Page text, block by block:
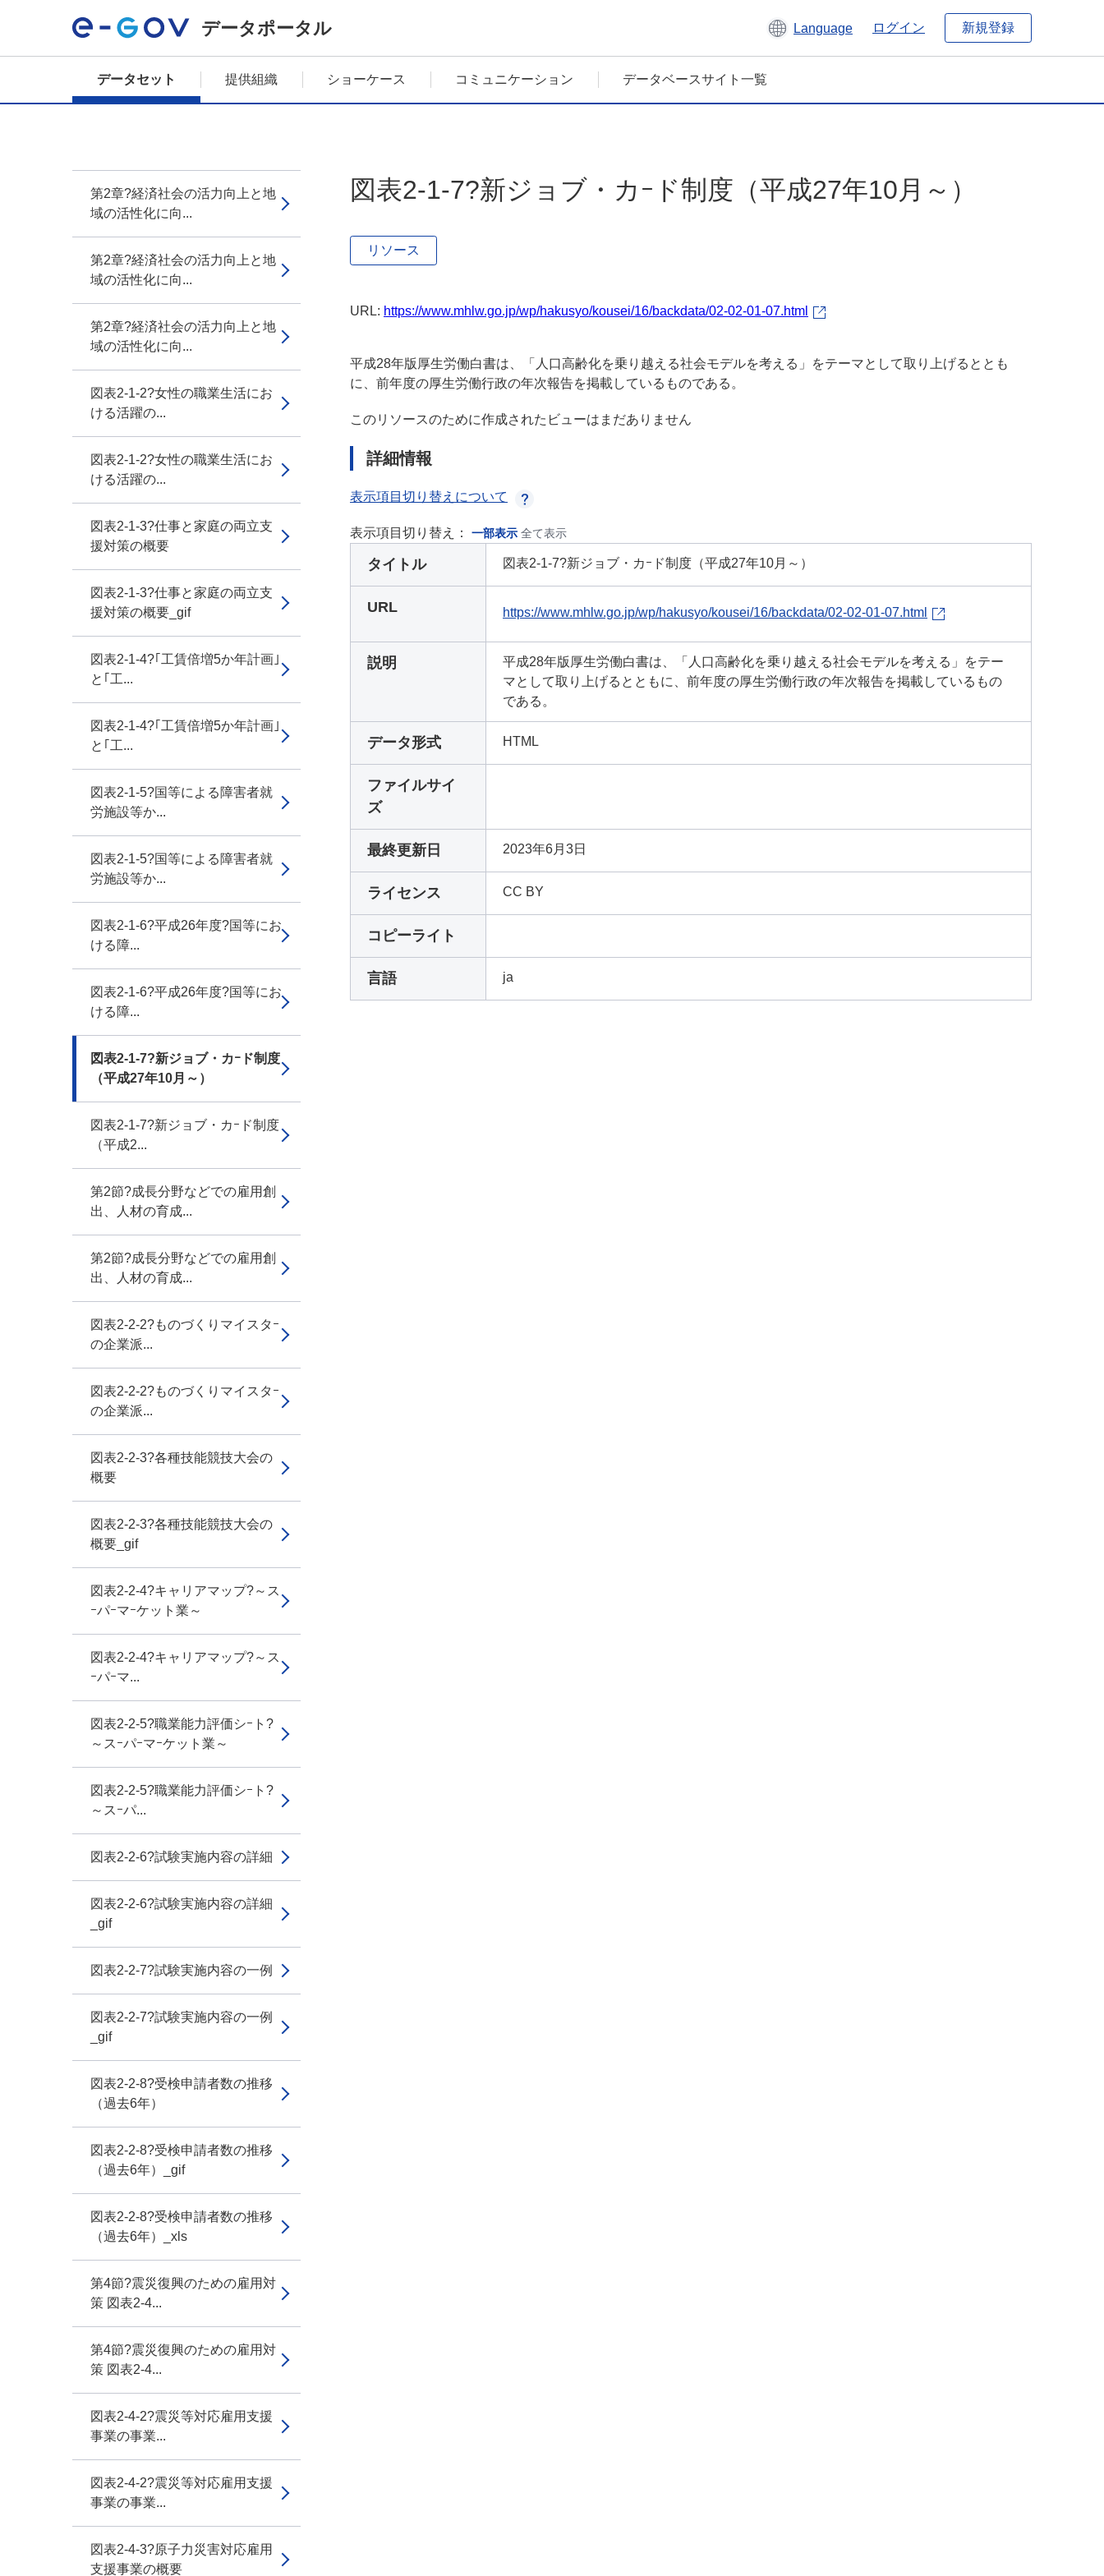
データポータル Language ログイン 新規登録
データセット 提供組織 ショーケース コミュニケーション データベースサイト一覧
第2章?経済社会の活力向上と地
域の活性化に向...
第2章?経済社会の活力向上と地
域の活性化に向...
第2章?経済社会の活力向上と地
域の活性化に向...
図表2-1-2?女性の職業生活にお
ける活躍の...
図表2-1-2?女性の職業生活にお
ける活躍の...
図表2-1-3?仕事と家庭の両立支
援対策の概要
図表2-1-3?仕事と家庭の両立支
援対策の概要_gif
図表2-1-4?｢工賃倍増5か年計画｣
と｢工...
図表2-1-4?｢工賃倍増5か年計画｣
と｢工...
図表2-1-5?国等による障害者就
労施設等か...
図表2-1-5?国等による障害者就
労施設等か...
図表2-1-6?平成26年度?国等にお
ける障...
図表2-1-6?平成26年度?国等にお
ける障...
図表2-1-7?新ジョブ・カｰド制度
（平成27年10月～）
図表2-1-7?新ジョブ・カｰド制度
（平成2...
第2節?成長分野などでの雇用創
出、人材の育成...
第2節?成長分野などでの雇用創
出、人材の育成...
図表2-2-2?ものづくりマイスタｰ
の企業派...
図表2-2-2?ものづくりマイスタｰ
の企業派...
図表2-2-3?各種技能競技大会の
概要
図表2-2-3?各種技能競技大会の
概要_gif
図表2-2-4?キャリアマップ?～ス
ｰパｰマｰケット業～
図表2-2-4?キャリアマップ?～ス
ｰパｰマ...
図表2-2-5?職業能力評価シｰト?
～スｰパｰマｰケット業～
図表2-2-5?職業能力評価シｰト?
～スｰパ...
図表2-2-6?試験実施内容の詳細
図表2-2-6?試験実施内容の詳細
_gif
図表2-2-7?試験実施内容の一例
図表2-2-7?試験実施内容の一例
_gif
図表2-2-8?受検申請者数の推移
（過去6年）
図表2-2-8?受検申請者数の推移
（過去6年）_gif
図表2-2-8?受検申請者数の推移
（過去6年）_xls
第4節?震災復興のための雇用対
策 図表2-4...
第4節?震災復興のための雇用対
策 図表2-4...
図表2-4-2?震災等対応雇用支援
事業の事業...
図表2-4-2?震災等対応雇用支援
事業の事業...
図表2-4-3?原子力災害対応雇用
支援事業の概要
図表2-1-7?新ジョブ・カｰド制度（平成27年10月～）
リソース
URL: https://www.mhlw.go.jp/wp/hakusyo/kousei/16/backdata/02-02-01-07.html
平成28年版厚生労働白書は、「人口高齢化を乗り越える社会モデルを考える」をテーマとして取り上げるととも
に、前年度の厚生労働行政の年次報告を掲載しているものである。
このリソースのために作成されたビューはまだありません
詳細情報
表示項目切り替えについて
表示項目切り替え： 一部表示 全て表示
タイトル 図表2-1-7?新ジョブ・カｰド制度（平成27年10月～）
URL https://www.mhlw.go.jp/wp/hakusyo/kousei/16/backdata/02-02-01-07.html
説明
平成28年版厚生労働白書は、「人口高齢化を乗り越える社会モデルを考える」をテー
マとして取り上げるとともに、前年度の厚生労働行政の年次報告を掲載しているもの
である。
データ形式 HTML
ファイルサイ
ズ
最終更新日 2023年6月3日
ライセンス CC BY
コピーライト
言語 ja